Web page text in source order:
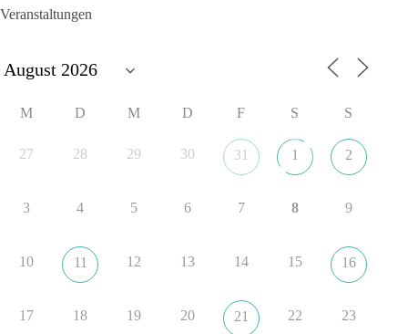
Ablehnung. Keine politische Verschmelzung.
Entscheidungen? 👇
#dieBasis #SachsenAnhalt #Landtagswahl2026
#Kooperation
13 Stunden zuvor
„Plandemie-Logik Reloaded“
Sie sagten immer und immer wieder: „Nur die Impfung rettet
Veranstaltungen
M D M D F S S
27 28 29 30 31 1 2
3 4 5 6 7 8 9
10 11 12 13 14 15 16
17 18 19 20 21 22 23